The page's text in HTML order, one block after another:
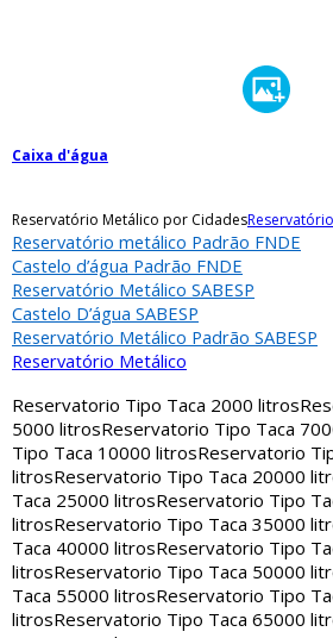
Caixa d'água
Reservatório Metálico por Cidades
Reservatório metálico Padrão FNDE
Castelo d’água Padrão FNDE
Reservatório Metálico SABESP
Castelo D’água SABESP
Reservatório Metálico Padrão SABESP
Reservatório Metálico
Reservatorio Tipo Taca 2000 litros
5000 litrosReservatorio Tipo Taca
Tipo Taca 10000 litrosReservatorio
litrosReservatorio Tipo Taca 20000
Taca 25000 litrosReservatorio Tipo
litrosReservatorio Tipo Taca 35000
Taca 40000 litrosReservatorio Tipo
litrosReservatorio Tipo Taca 50000
Taca 55000 litrosReservatorio Tipo
litrosReservatorio Tipo Taca 65000